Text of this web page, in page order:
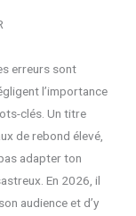
erreurs sont
l’importance
clés. Un titre
de rebond élevé,
adapter ton
En 2026, il
audience et d’y